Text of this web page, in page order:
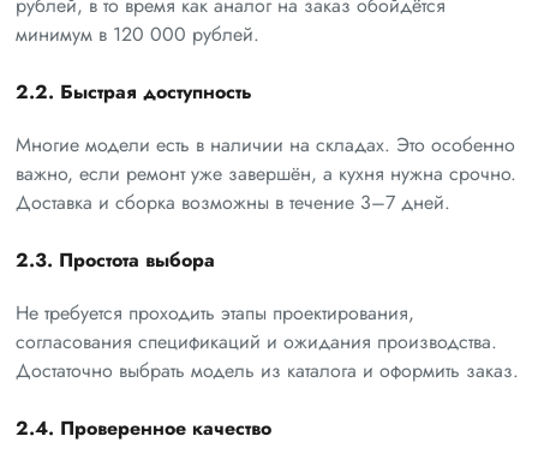
минимум в 120 000 рублей.
2.2. Быстрая доступность
Многие модели есть в наличии на складах. Это особенно
важно, если ремонт уже завершён, а кухня нужна срочно.
Доставка и сборка возможны в течение 3–7 дней.
2.3. Простота выбора
Не требуется проходить этапы проектирования,
согласования спецификаций и ожидания производства.
Достаточно выбрать модель из каталога и оформить заказ.
2.4. Проверенное качество